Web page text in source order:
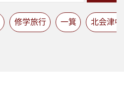
修学旅行 一箕 北会津中